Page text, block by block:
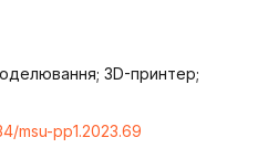
3D-принтер;
msu-pp1.2023.69